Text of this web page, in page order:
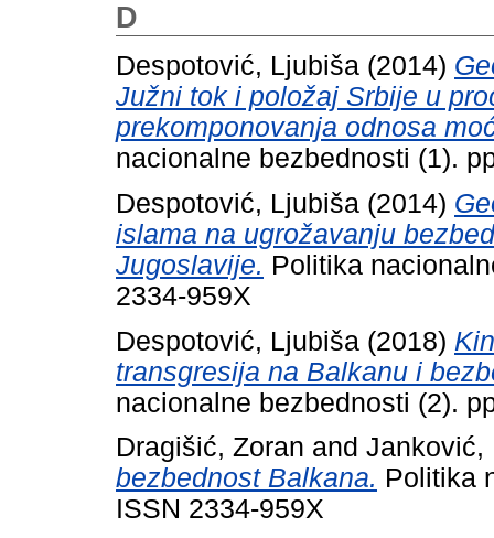
D
Despotović, Ljubiša (2014)
Južni tok i položaj Srbije u
prekomponovanja odnosa
nacionalne bezbednosti (1).
Despotović, Ljubiša (2014)
islama na ugrožavanju
Jugoslavije. Politika
2334-959X
Despotović, Ljubiša (2018)
transgresija na Balkanu i
nacionalne bezbednosti (2).
Dragišić, Zoran and Janković,
bezbednost Balkana. Politika
ISSN 2334-959X